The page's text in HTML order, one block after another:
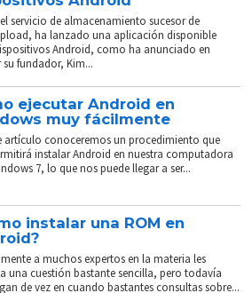
servicio de almacenamiento sucesor de
ha lanzado una aplicación disponible
Android, como ha anunciado en
su fundador, Kim...
ejecutar Android en
muy fácilmente
artículo conoceremos un procedimiento que
instalar Android en nuestra computadora
7, lo que nos puede llegar a ser...
instalar una ROM en
a muchos expertos en la materia les
una cuestión bastante sencilla, pero todavía
de vez en cuando bastantes consultas sobre...